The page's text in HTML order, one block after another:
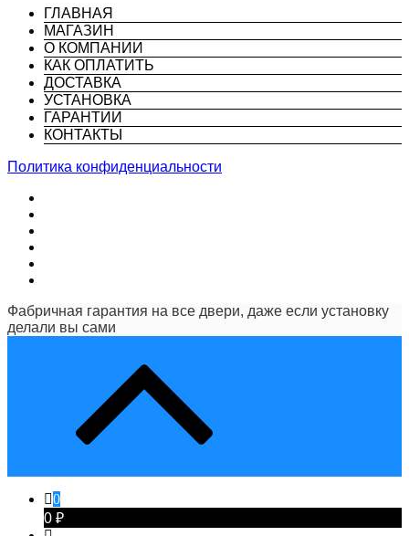
ГЛАВНАЯ
МАГАЗИН
О КОМПАНИИ
КАК ОПЛАТИТЬ
ДОСТАВКА
УСТАНОВКА
ГАРАНТИИ
КОНТАКТЫ
Политика конфиденциальности
Фабричная гарантия на все двери, даже если установку
делали вы сами
0
0 ₽